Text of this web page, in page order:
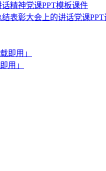
精神党课PPT模板课件
表彰大会上的讲话党课
即用」
用」